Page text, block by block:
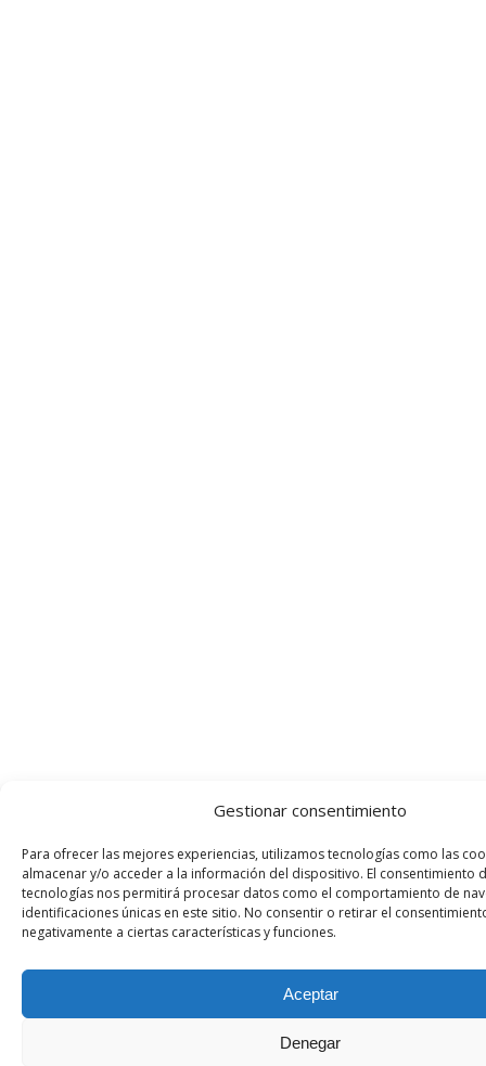
Gestionar consentimiento
Para ofrecer las mejores experiencias, utilizamos tecnologías como las
almacenar y/o acceder a la información del dispositivo. El consentimiento
tecnologías nos permitirá procesar datos como el comportamiento de
identificaciones únicas en este sitio. No consentir o retirar el
negativamente a ciertas características y funciones.
Aceptar
Denegar